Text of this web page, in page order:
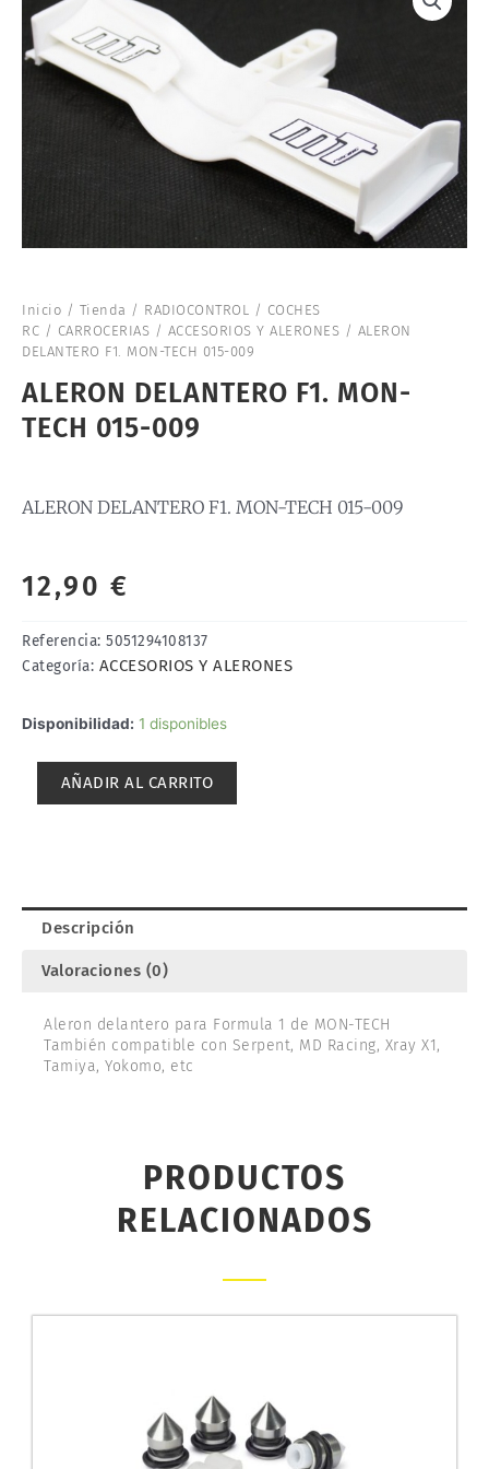
Inicio / Tienda / RADIOCONTROL / COCHES
RC / CARROCERIAS / ACCESORIOS Y ALERONES / ALERON
DELANTERO F1. MON-TECH 015-009
ALERON DELANTERO F1. MON-
TECH 015-009
ALERON DELANTERO F1. MON-TECH 015-009
12,90 €
Referencia: 5051294108137
Categoría: ACCESORIOS Y ALERONES
Disponibilidad: 1 disponibles
ALERON
AÑADIR AL CARRITO
Descripción
Valoraciones (0)
Aleron delantero para Formula 1 de MON-TECH
También compatible con Serpent, MD Racing, Xray X1,
Tamiya, Yokomo, etc
PRODUCTOS
RELACIONADOS